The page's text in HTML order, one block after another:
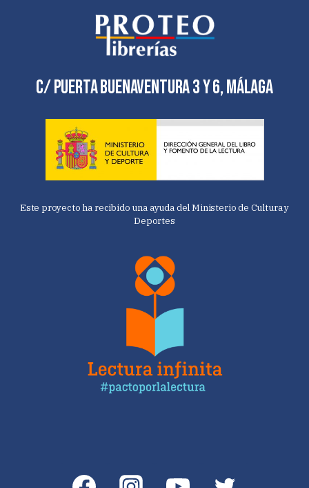
C/ Puerta Buenaventura 3 y 6, Málaga
Este proyecto ha recibido una ayuda del Ministerio de Cultura y
Deportes